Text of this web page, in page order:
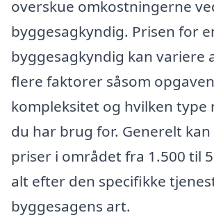
overskue omkostningerne
byggesagkyndig. Prisen for
byggesagkyndig kan
flere faktorer såsom
kompleksitet og hvilken type
du har brug for. Generelt
priser i området fra 1.500 til
alt efter den specifikke
byggesagens art.